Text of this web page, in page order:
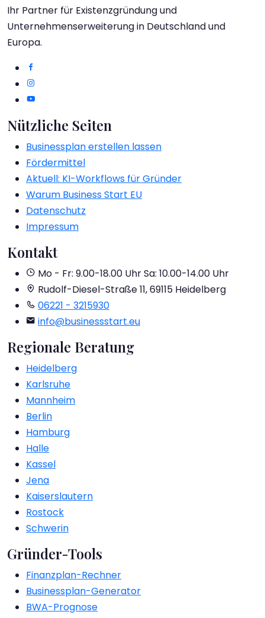
Ihr Partner für Existenzgründung und
Unternehmenserweiterung in Deutschland und
Europa.
Nützliche Seiten
Businessplan erstellen lassen
Fördermittel
Aktuell: KI-Workflows für Gründer
Warum Business Start EU
Datenschutz
Impressum
Kontakt
Mo - Fr: 9.00-18.00 UhrSa: 10.00-14.00 Uhr
Rudolf-Diesel-Straße 11, 69115 Heidelberg
06221 - 3215930
info@businessstart.eu
Regionale Beratung
Heidelberg
Karlsruhe
Mannheim
Berlin
Hamburg
Halle
Kassel
Jena
Kaiserslautern
Rostock
Schwerin
Gründer-Tools
Finanzplan-Rechner
Businessplan-Generator
BWA-Prognose